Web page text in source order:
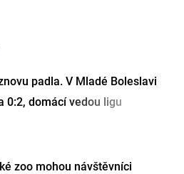
padla. V Mladé Boleslavi
0:2, domácí vedou ligu
zoo mohou návštěvníci